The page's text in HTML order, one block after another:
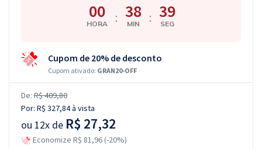
00
HORA : 38
MIN : 38
SEG
Cupom de 20% de desconto
Cupom ativado: GRAN20-OFF
De: R$ 409,80
Por: R$ 327,84à vista
ou 12x de R$ 27,32
Economize R$ 81,96 (-20%)